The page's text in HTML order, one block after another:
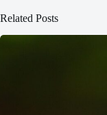
Related Posts